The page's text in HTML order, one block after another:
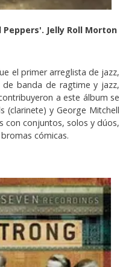
Jelly Roll Morton
el primer arreglista de jazz,
banda de ragtime y jazz,
a este álbum se
(clarinete) y George Mitchell
con conjuntos, solos y dúos,
cómicas.